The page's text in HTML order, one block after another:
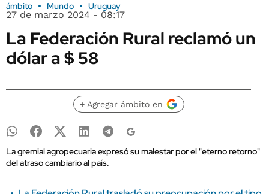
ámbito Mundo Uruguay
27 de marzo 2024 - 08:17
La Federación Rural reclamó un
dólar a $ 58
+ Agregar ámbito en
La gremial agropecuaria expresó su malestar por el "eterno retorno"
del atraso cambiario al país.